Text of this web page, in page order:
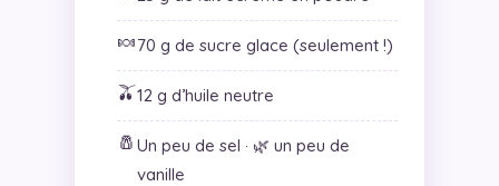
🍬70 g de sucre glace (seulement !)
🫒12 g d’huile neutre
🧂 Un peu de sel · 🌿 un peu de
vanille